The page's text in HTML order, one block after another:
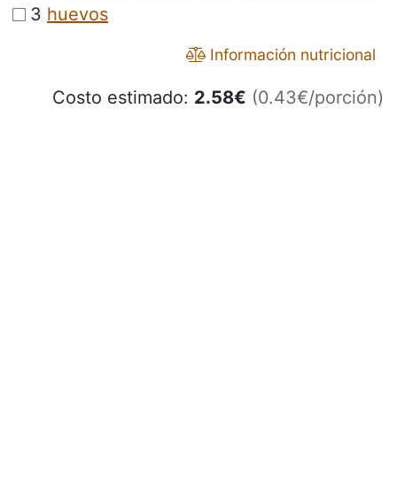
3 huevos
Información nutricional
Costo estimado: 2.58€ (0.43€/porción)